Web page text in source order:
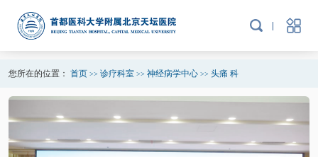
您所在的位置： 首页 >> 诊疗科室>> 神经病学中心>> 头痛 科